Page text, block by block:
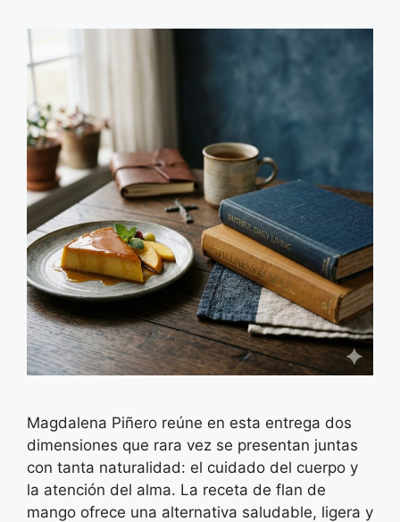
Magdalena Piñero reúne en esta entrega dos
dimensiones que rara vez se presentan juntas
con tanta naturalidad: el cuidado del cuerpo y
la atención del alma. La receta de flan de
mango ofrece una alternativa saludable, ligera y